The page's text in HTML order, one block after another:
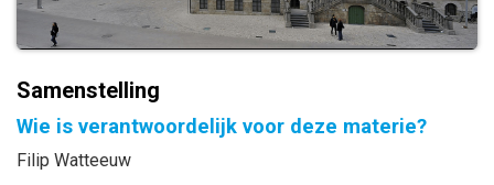
Samenstelling
Wie is verantwoordelijk voor deze materie?
Filip Watteeuw